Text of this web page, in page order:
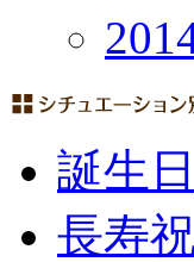
誕生日
長寿